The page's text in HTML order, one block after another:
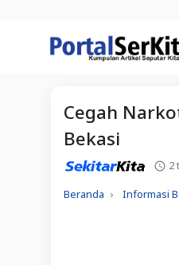
Cegah
Bekasi
2
Beranda Informasi